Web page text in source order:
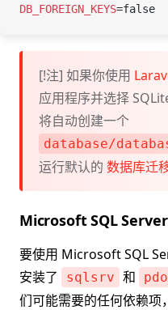
DB_FOREIGN_KEYS=false
[!注] 如果你使用
应用程序并选择
将自动创建一个
database/
运行默认的 数据库迁
Microsoft SQL
要使用 Microsoft SQL
安装了
sqlsrv 和
们可能需要的任何依赖